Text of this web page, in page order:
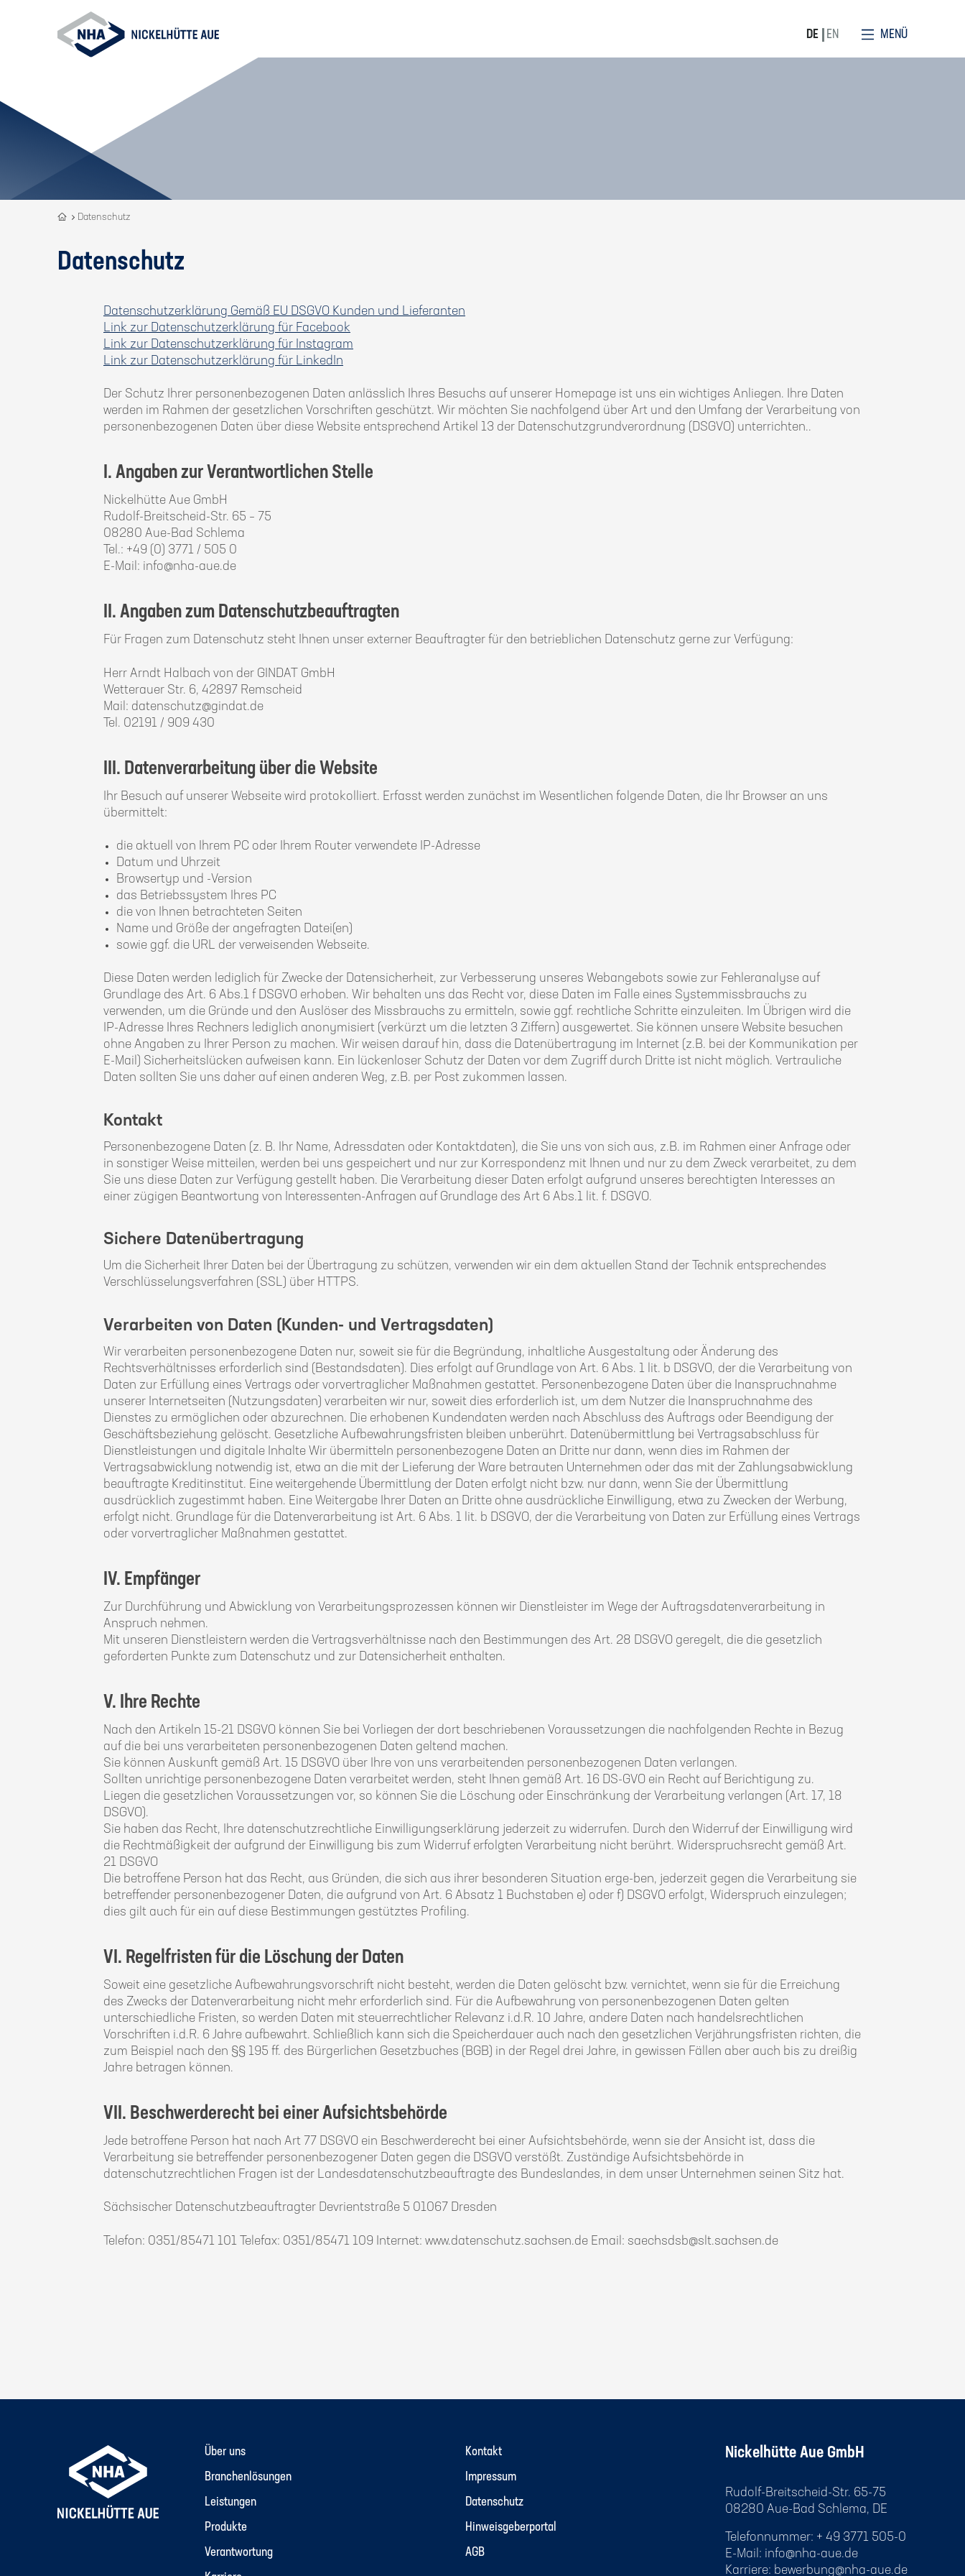
MENÜ
DE EN
Recycling
our
DNA
Datenschutz
Datenschutz
Datenschutzerklärung Gemäß EU DSGVO Kunden und Lieferanten
Link zur Datenschutzerklärung für Facebook
Link zur Datenschutzerklärung für Instagram
Link zur Datenschutzerklärung für LinkedIn
Der Schutz Ihrer personenbezogenen Daten anlässlich Ihres Besuchs auf unserer Homepage ist uns ein wichtiges Anliegen. Ihre Daten
werden im Rahmen der gesetzlichen Vorschriften geschützt. Wir möchten Sie nachfolgend über Art und den Umfang der Verarbeitung von
personenbezogenen Daten über diese Website entsprechend Artikel 13 der Datenschutzgrundverordnung (DSGVO) unterrichten..
I. Angaben zur Verantwortlichen Stelle
Nickelhütte Aue GmbH
Rudolf-Breitscheid-Str. 65 – 75
08280 Aue-Bad Schlema
Tel.: +49 (0) 3771 / 505 0
E-Mail: info@nha-aue.de
II. Angaben zum Datenschutzbeauftragten
Für Fragen zum Datenschutz steht Ihnen unser externer Beauftragter für den betrieblichen Datenschutz gerne zur Verfügung:
Herr Arndt Halbach von der GINDAT GmbH
Wetterauer Str. 6, 42897 Remscheid
Mail: datenschutz@gindat.de
Tel. 02191 / 909 430
III. Datenverarbeitung über die Website
Ihr Besuch auf unserer Webseite wird protokolliert. Erfasst werden zunächst im Wesentlichen folgende Daten, die Ihr Browser an uns
übermittelt:
die aktuell von Ihrem PC oder Ihrem Router verwendete IP-Adresse
Datum und Uhrzeit
Browsertyp und -Version
das Betriebssystem Ihres PC
die von Ihnen betrachteten Seiten
Name und Größe der angefragten Datei(en)
sowie ggf. die URL der verweisenden Webseite.
Diese Daten werden lediglich für Zwecke der Datensicherheit, zur Verbesserung unseres Webangebots sowie zur Fehleranalyse auf
Grundlage des Art. 6 Abs.1 f DSGVO erhoben. Wir behalten uns das Recht vor, diese Daten im Falle eines Systemmissbrauchs zu
verwenden, um die Gründe und den Auslöser des Missbrauchs zu ermitteln, sowie ggf. rechtliche Schritte einzuleiten. Im Übrigen wird die
IP-Adresse Ihres Rechners lediglich anonymisiert (verkürzt um die letzten 3 Ziffern) ausgewertet. Sie können unsere Website besuchen
ohne Angaben zu Ihrer Person zu machen. Wir weisen darauf hin, dass die Datenübertragung im Internet (z.B. bei der Kommunikation per
E-Mail) Sicherheitslücken aufweisen kann. Ein lückenloser Schutz der Daten vor dem Zugriff durch Dritte ist nicht möglich. Vertrauliche
Daten sollten Sie uns daher auf einen anderen Weg, z.B. per Post zukommen lassen.
Kontakt
Personenbezogene Daten (z. B. Ihr Name, Adressdaten oder Kontaktdaten), die Sie uns von sich aus, z.B. im Rahmen einer Anfrage oder
in sonstiger Weise mitteilen, werden bei uns gespeichert und nur zur Korrespondenz mit Ihnen und nur zu dem Zweck verarbeitet, zu dem
Sie uns diese Daten zur Verfügung gestellt haben. Die Verarbeitung dieser Daten erfolgt aufgrund unseres berechtigten Interesses an
einer zügigen Beantwortung von Interessenten-Anfragen auf Grundlage des Art 6 Abs.1 lit. f. DSGVO.
Sichere Datenübertragung
Um die Sicherheit Ihrer Daten bei der Übertragung zu schützen, verwenden wir ein dem aktuellen Stand der Technik entsprechendes
Verschlüsselungsverfahren (SSL) über HTTPS.
Verarbeiten von Daten (Kunden- und Vertragsdaten)
Wir verarbeiten personenbezogene Daten nur, soweit sie für die Begründung, inhaltliche Ausgestaltung oder Änderung des
Rechtsverhältnisses erforderlich sind (Bestandsdaten). Dies erfolgt auf Grundlage von Art. 6 Abs. 1 lit. b DSGVO, der die Verarbeitung von
Daten zur Erfüllung eines Vertrags oder vorvertraglicher Maßnahmen gestattet. Personenbezogene Daten über die Inanspruchnahme
unserer Internetseiten (Nutzungsdaten) verarbeiten wir nur, soweit dies erforderlich ist, um dem Nutzer die Inanspruchnahme des
Dienstes zu ermöglichen oder abzurechnen. Die erhobenen Kundendaten werden nach Abschluss des Auftrags oder Beendigung der
Geschäftsbeziehung gelöscht. Gesetzliche Aufbewahrungsfristen bleiben unberührt. Datenübermittlung bei Vertragsabschluss für
Dienstleistungen und digitale Inhalte Wir übermitteln personenbezogene Daten an Dritte nur dann, wenn dies im Rahmen der
Vertragsabwicklung notwendig ist, etwa an die mit der Lieferung der Ware betrauten Unternehmen oder das mit der Zahlungsabwicklung
beauftragte Kreditinstitut. Eine weitergehende Übermittlung der Daten erfolgt nicht bzw. nur dann, wenn Sie der Übermittlung
ausdrücklich zugestimmt haben. Eine Weitergabe Ihrer Daten an Dritte ohne ausdrückliche Einwilligung, etwa zu Zwecken der Werbung,
erfolgt nicht. Grundlage für die Datenverarbeitung ist Art. 6 Abs. 1 lit. b DSGVO, der die Verarbeitung von Daten zur Erfüllung eines Vertrags
oder vorvertraglicher Maßnahmen gestattet.
IV. Empfänger
Zur Durchführung und Abwicklung von Verarbeitungsprozessen können wir Dienstleister im Wege der Auftragsdatenverarbeitung in
Anspruch nehmen.
Mit unseren Dienstleistern werden die Vertragsverhältnisse nach den Bestimmungen des Art. 28 DSGVO geregelt, die die gesetzlich
geforderten Punkte zum Datenschutz und zur Datensicherheit enthalten.
V. Ihre Rechte
Nach den Artikeln 15-21 DSGVO können Sie bei Vorliegen der dort beschriebenen Voraussetzungen die nachfolgenden Rechte in Bezug
auf die bei uns verarbeiteten personenbezogenen Daten geltend machen.
Sie können Auskunft gemäß Art. 15 DSGVO über Ihre von uns verarbeitenden personenbezogenen Daten verlangen.
Sollten unrichtige personenbezogene Daten verarbeitet werden, steht Ihnen gemäß Art. 16 DS-GVO ein Recht auf Berichtigung zu.
Liegen die gesetzlichen Voraussetzungen vor, so können Sie die Löschung oder Einschränkung der Verarbeitung verlangen (Art. 17, 18
DSGVO).
Sie haben das Recht, Ihre datenschutzrechtliche Einwilligungserklärung jederzeit zu widerrufen. Durch den Widerruf der Einwilligung wird
die Rechtmäßigkeit der aufgrund der Einwilligung bis zum Widerruf erfolgten Verarbeitung nicht berührt. Widerspruchsrecht gemäß Art.
21 DSGVO
Die betroffene Person hat das Recht, aus Gründen, die sich aus ihrer besonderen Situation erge-ben, jederzeit gegen die Verarbeitung sie
betreffender personenbezogener Daten, die aufgrund von Art. 6 Absatz 1 Buchstaben e) oder f) DSGVO erfolgt, Widerspruch einzulegen;
dies gilt auch für ein auf diese Bestimmungen gestütztes Profiling.
VI. Regelfristen für die Löschung der Daten
Soweit eine gesetzliche Aufbewahrungsvorschrift nicht besteht, werden die Daten gelöscht bzw. vernichtet, wenn sie für die Erreichung
des Zwecks der Datenverarbeitung nicht mehr erforderlich sind. Für die Aufbewahrung von personenbezogenen Daten gelten
unterschiedliche Fristen, so werden Daten mit steuerrechtlicher Relevanz i.d.R. 10 Jahre, andere Daten nach handelsrechtlichen
Vorschriften i.d.R. 6 Jahre aufbewahrt. Schließlich kann sich die Speicherdauer auch nach den gesetzlichen Verjährungsfristen richten, die
zum Beispiel nach den §§ 195 ff. des Bürgerlichen Gesetzbuches (BGB) in der Regel drei Jahre, in gewissen Fällen aber auch bis zu dreißig
Jahre betragen können.
VII. Beschwerderecht bei einer Aufsichtsbehörde
Jede betroffene Person hat nach Art 77 DSGVO ein Beschwerderecht bei einer Aufsichtsbehörde, wenn sie der Ansicht ist, dass die
Verarbeitung sie betreffender personenbezogener Daten gegen die DSGVO verstößt. Zuständige Aufsichtsbehörde in
datenschutzrechtlichen Fragen ist der Landesdatenschutzbeauftragte des Bundeslandes, in dem unser Unternehmen seinen Sitz hat.
Sächsischer Datenschutzbeauftragter Devrientstraße 5 01067 Dresden
Telefon: 0351/85471 101 Telefax: 0351/85471 109 Internet: www.datenschutz.sachsen.de Email: saechsdsb@slt.sachsen.de
Über uns
Branchenlösungen
Leistungen
Produkte
Verantwortung
Kontakt
Impressum
Datenschutz
Hinweisgeberportal
AGB
Nickelhütte Aue GmbH
Rudolf-Breitscheid-Str. 65-75
08280 Aue-Bad Schlema, DE
Telefonnummer: + 49 3771 505-0
E-Mail: info@nha-aue.de
Karriere: bewerbung@nha-aue.de